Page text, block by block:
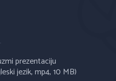
prezentaciju
jezik, mp4, 10 MB)